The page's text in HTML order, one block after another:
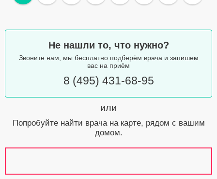
Не нашли то, что нужно?
Звоните нам, мы бесплатно подберём врача и запишем
вас на приём
8 (495) 431-68-95
или
Попробуйте найти врача на карте, рядом с вашим
домом.